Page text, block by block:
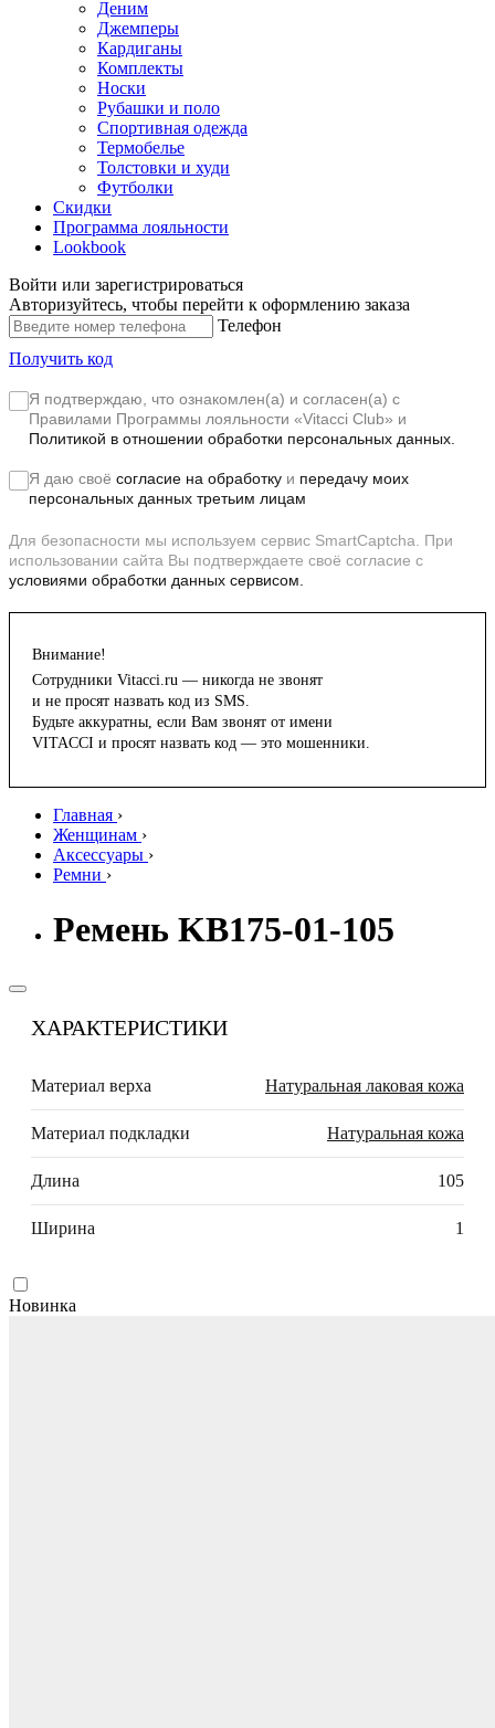
Деним
Джемперы
Кардиганы
Комплекты
Носки
Рубашки и поло
Спортивная одежда
Термобелье
Толстовки и худи
Футболки
Скидки
Программа лояльности
Lookbook
Войти или зарегистрироваться
Авторизуйтесь, чтобы перейти к оформлению заказа
Телефон
Получить код
Я подтверждаю, что ознакомлен(а) и согласен(а) с
Правилами Программы лояльности «Vitacci Club» и
Политикой в отношении обработки персональных данных.
Я даю своё согласие на обработку и передачу моих
персональных данных третьим лицам
Для безопасности мы используем сервис SmartCaptcha. При
использовании сайта Вы подтверждаете своё согласие с
условиями обработки данных сервисом.
Внимание!
Сотрудники Vitacci.ru — никогда не звонят
и не просят назвать код из SMS.
Будьте аккуратны, если Вам звонят от имени
VITACCI и просят назвать код — это мошенники.
Главная ›
Женщинам ›
Аксессуары ›
Ремни ›
Ремень KB175-01-105
ХАРАКТЕРИСТИКИ
Материал верха Натуральная лаковая кожа
Материал подкладки Натуральная кожа
Длина 105
Ширина 1
Новинка